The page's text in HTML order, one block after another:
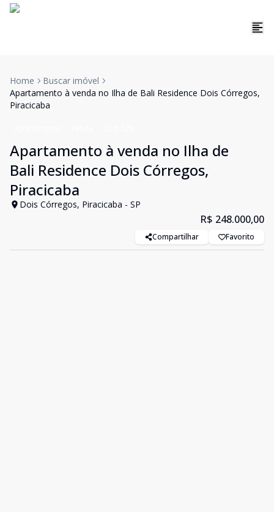
Home
Buscar imóvel
Apartamento à venda no Ilha de Bali Residence Dois Córregos,
Piracicaba
Apartamento à venda no Ilha de
Bali Residence Dois Córregos,
Piracicaba
Dois Córregos, Piracicaba - SP
R$ 248.000,00
Compartilhar Favorito